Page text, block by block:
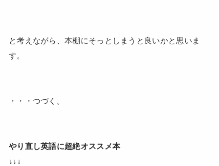
と考えながら、本棚にそっとしまうと良いかと思いま
す。
・・・つづく。
やり直し英語に超絶オススメ本
↓↓↓